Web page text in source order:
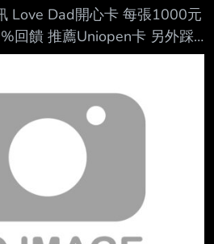
Love Dad開心卡 每張1000元
回饋 推薦Uniopen卡 另外踩4
如果icashPay 4%還沒額滿 則
玉山Unicard icashPay 3.5%
3.5% 另外很多人不喜歡OP點
讀預備中 沒有地方賣掉 OP點
不會擔心去處了
-